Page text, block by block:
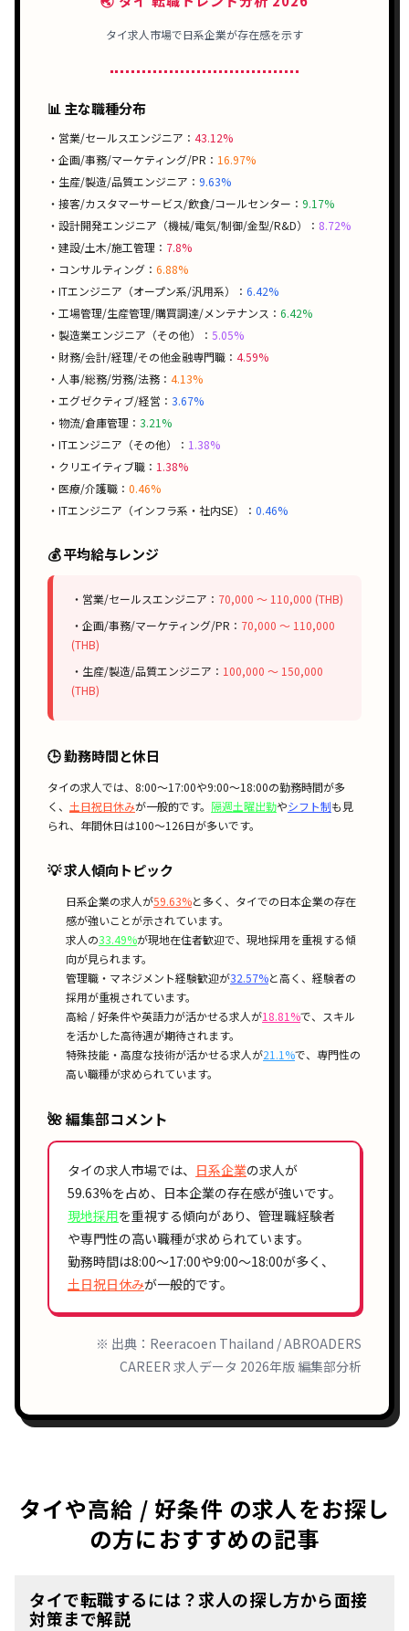
タイ求人市場で日系企業が存在感を示す
📊 主な職種分布
・営業/セールスエンジニア： 43.12%
・企画/事務/マーケティング/PR： 16.97%
・生産/製造/品質エンジニア： 9.63%
・接客/カスタマーサービス/飲食/コールセンター： 9.17%
・設計開発エンジニア（機械/電気/制御/金型/R&D）： 8.72%
・建設/土木/施工管理： 7.8%
・コンサルティング： 6.88%
・ITエンジニア（オープン系/汎用系）： 6.42%
・工場管理/生産管理/購買調達/メンテナンス： 6.42%
・製造業エンジニア（その他）： 5.05%
・財務/会計/経理/その他金融専門職： 4.59%
・人事/総務/労務/法務： 4.13%
・エグゼクティブ/経営： 3.67%
・物流/倉庫管理： 3.21%
・ITエンジニア（その他）： 1.38%
・クリエイティブ職： 1.38%
・医療/介護職： 0.46%
・ITエンジニア（インフラ系・社内SE）： 0.46%
💰 平均給与レンジ
・営業/セールスエンジニア： 70,000 〜 110,000 (THB)
・企画/事務/マーケティング/PR： 70,000 〜 110,000
(THB)
・生産/製造/品質エンジニア： 100,000 〜 150,000
(THB)
🕒 勤務時間と休日
タイの求人では、 8:00〜17:00や9:00〜18:00の勤務時間が多
く、 土日祝日休みが一般的です。 隔週土曜出勤やシフト制も見
られ、年間休日は100〜126日が多いです。
💡 求人傾向トピック
日系企業の求人が59.63%と多く、タイでの日本企業の存在
感が強いことが示されています。
求人の33.49%が現地在住者歓迎で、 現地採用を重視する傾
向が見られます。
管理職・マネジメント経験歓迎が32.57%と高く、 経験者の
採用が重視されています。
高給 / 好条件や英語力が活かせる求人が18.81%で、
スキル
を活かした高待遇が期待されます。
特殊技能・高度な技術が活かせる求人が21.1%で、 専門性の
高い職種が求められています。
🌺 編集部コメント
タイの求人市場では、 日系企業の求人が
59.63%を占め、 日本企業の存在感が強いです。
現地採用を重視する傾向があり、 管理職経験者
や専門性の高い職種が求められています。
勤務時間は8:00〜17:00や9:00〜18:00が多く、
土日祝日休みが一般的です。
※ 出典：Reeracoen Thailand / ABROADERS
CAREER 求人データ 2026年版 編集部分析
タイや高給 / 好条件 の求人をお探し
の方におすすめの記事
タイで転職するには？求人の探し方から面接
対策まで解説